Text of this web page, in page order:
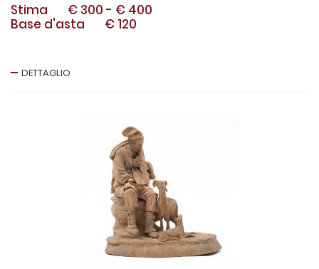
Stima € 300 - € 400
Base d'asta
€ 120
DETTAGLIO